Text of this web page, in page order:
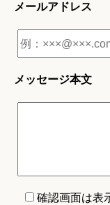
メールアドレス
メッセージ本文
確認画面は表